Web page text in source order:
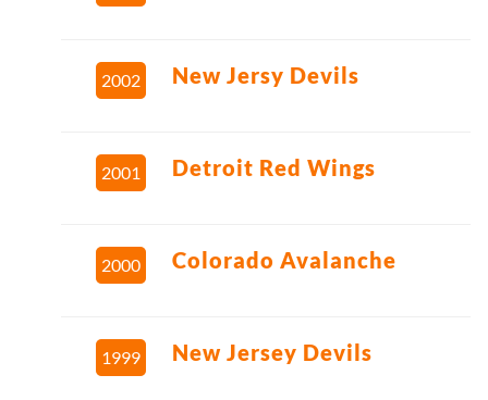
2002 New Jersy Devils
2001 Detroit Red Wings
2000 Colorado Avalanche
1999 New Jersey Devils